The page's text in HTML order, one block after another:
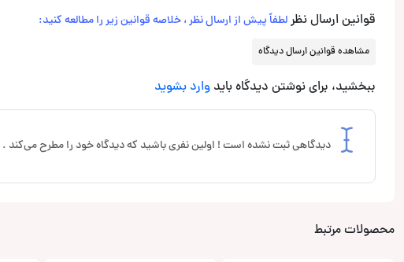
قوانین ارسال نظرلطفاً پیش از ارسال نظر ، خلاصه قوانین زیر را مطالعه کنید:
مشاهده قوانین ارسال دیدگاه
ببخشید، برای نوشتن دیدگاه باید وارد بشوید
دیدگاهی ثبت نشده است ! اولین نفری باشید که دیدگاه خود را مطرح می‌کند .
محصولات مرتبط